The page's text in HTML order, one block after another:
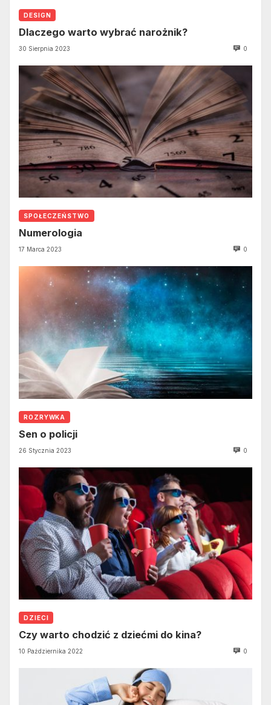
DESIGN
Dlaczego warto wybrać narożnik?
30 Sierpnia 2023 0
SPOŁECZEŃSTWO
Numerologia
17 Marca 2023 0
ROZRYWKA
Sen o policji
26 Stycznia 2023 0
DZIECI
Czy warto chodzić z dziećmi do kina?
10 Października 2022 0